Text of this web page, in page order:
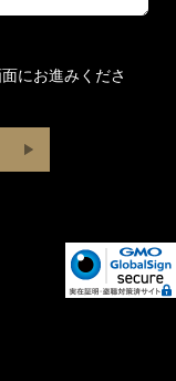
にお進みくださ